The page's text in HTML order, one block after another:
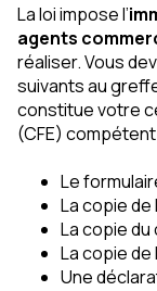
La loi impose l’
agents
réaliser. Vous
suivants au
constitue votre
(CFE) compétent
Le
La copie de
La copie
La copie de
Une